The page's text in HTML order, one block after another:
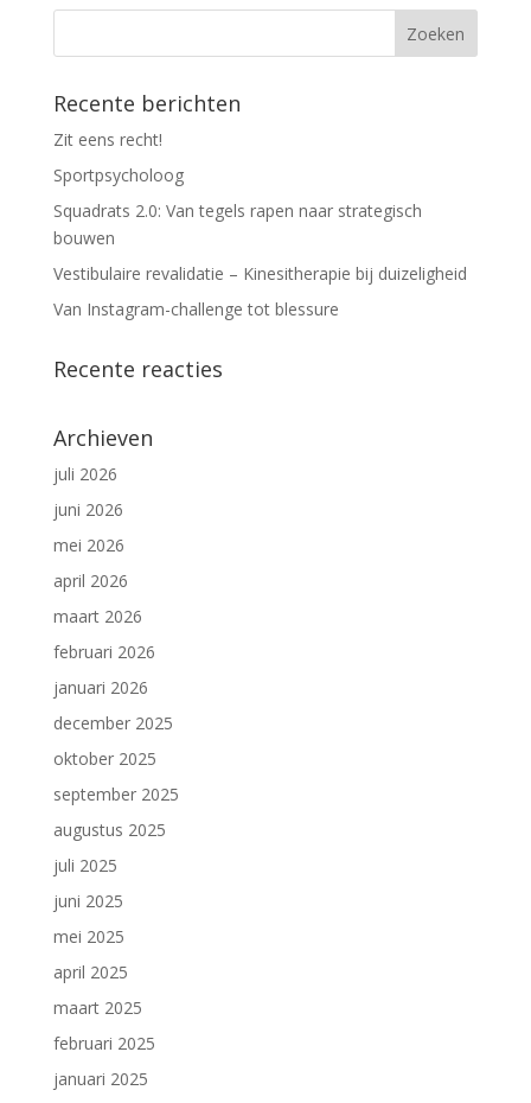
Recente berichten
Zit eens recht!
Sportpsycholoog
Squadrats 2.0: Van tegels rapen naar strategisch
bouwen
Vestibulaire revalidatie – Kinesitherapie bij duizeligheid
Van Instagram-challenge tot blessure
Recente reacties
Archieven
juli 2026
juni 2026
mei 2026
april 2026
maart 2026
februari 2026
januari 2026
december 2025
oktober 2025
september 2025
augustus 2025
juli 2025
juni 2025
mei 2025
april 2025
maart 2025
februari 2025
januari 2025